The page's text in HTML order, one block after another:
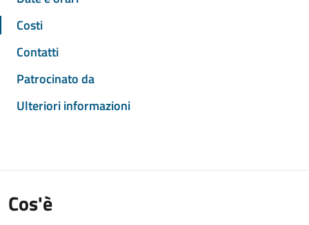
Costi
Contatti
Patrocinato da
Ulteriori informazioni
Cos'è